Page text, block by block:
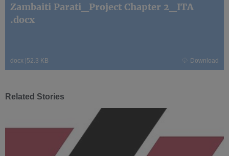
Zambaiti Parati_Project Chapter 2_ITA
.docx
docx |52.3 KB Download
Related Stories